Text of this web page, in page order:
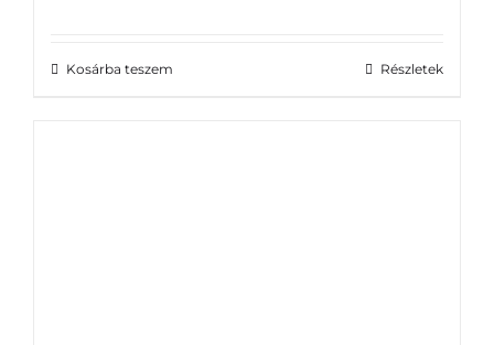
Kosárba teszem Részletek